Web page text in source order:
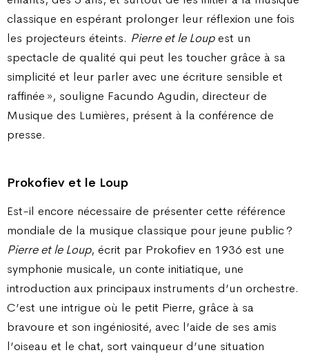
classique en espérant prolonger leur réflexion une fois
les projecteurs éteints. Pierre et le Loupest un
spectacle de qualité qui peut les toucher grâce à sa
simplicité et leur parler avec une écriture sensible et
raffinée », souligne Facundo Agudin, directeur de
Musique des Lumières, présent à la conférence de
presse.
Prokofiev et le Loup
Est-il encore nécessaire de présenter cette référence
mondiale de la musique classique pour jeune public ?
Pierre et le Loup, écrit par Prokofiev en 1936 est une
symphonie musicale, un conte initiatique, une
introduction aux principaux instruments d’un orchestre.
C’est une intrigue où le petit Pierre, grâce à sa
bravoure et son ingéniosité, avec l’aide de ses amis
l’oiseau et le chat, sort vainqueur d’une situation